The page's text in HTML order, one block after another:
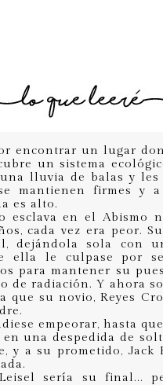
encontrar un lugar
un sistema
lluvia de balas y les
mantienen firmes y
es alto.
esclava en el Abismo
cada vez era peor.
dejándola sola con
ella le culpase por
para mantener su
de radiación. Y ahora
que su novio, Reyes
empeorar, hasta
una despedida de
y a su prometido, Jack
sería su final...